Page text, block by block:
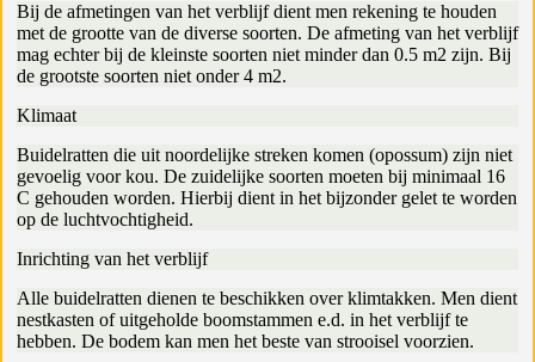
Bij de afmetingen van het verblijf dient men rekening te houden
met de grootte van de diverse soorten. De afmeting van het verblijf
mag echter bij de kleinste soorten niet minder dan 0.5 m2 zijn. Bij
de grootste soorten niet onder 4 m2.
Klimaat
Buidelratten die uit noordelijke streken komen (opossum) zijn niet
gevoelig voor kou. De zuidelijke soorten moeten bij minimaal 16
C gehouden worden. Hierbij dient in het bijzonder gelet te worden
op de luchtvochtigheid.
Inrichting van het verblijf
Alle buidelratten dienen te beschikken over klimtakken. Men dient
nestkasten of uitgeholde boomstammen e.d. in het verblijf te
hebben. De bodem kan men het beste van strooisel voorzien.